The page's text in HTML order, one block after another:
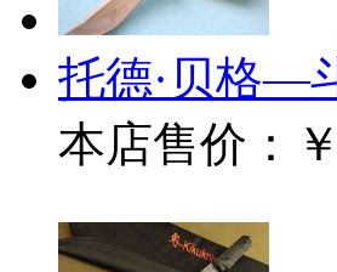
托德·贝格—
本店售价：